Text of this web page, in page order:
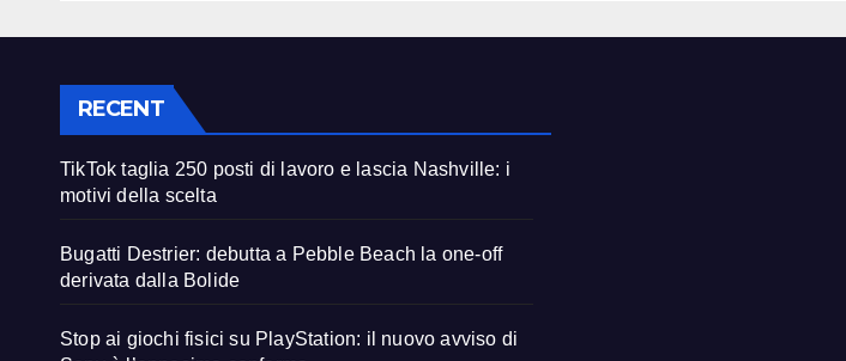
RECENT
TikTok taglia 250 posti di lavoro e lascia Nashville: i
motivi della scelta
Bugatti Destrier: debutta a Pebble Beach la one-off
derivata dalla Bolide
Stop ai giochi fisici su PlayStation: il nuovo avviso di